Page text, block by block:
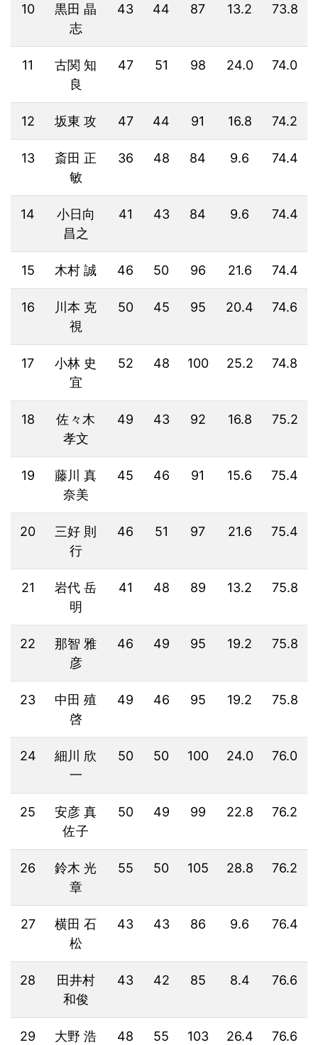
10
黒田 晶
志
43 44 87 13.2 73.8
11
古関 知
良
47 51 98 24.0 74.0
12 坂東 攻 47 44 91 16.8 74.2
13
斎田 正
敏
36 48 84 9.6 74.4
14
小日向
昌之
41 43 84 9.6 74.4
15 木村 誠 46 50 96 21.6 74.4
16
川本 克
視
50 45 95 20.4 74.6
17
小林 史
宜
52 48 100 25.2 74.8
18
佐々木
孝文
49 43 92 16.8 75.2
19
藤川 真
奈美
45 46 91 15.6 75.4
20
三好 則
行
46 51 97 21.6 75.4
21
岩代 岳
明
41 48 89 13.2 75.8
22
那智 雅
彦
46 49 95 19.2 75.8
23
中田 殖
啓
49 46 95 19.2 75.8
24
細川 欣
一
50 50 100 24.0 76.0
25
安彦 真
佐子
50 49 99 22.8 76.2
26
鈴木 光
章
55 50 105 28.8 76.2
27
横田 石
松
43 43 86 9.6 76.4
28
田井村
和俊
43 42 85 8.4 76.6
29 大野 浩 48 55 103 26.4 76.6